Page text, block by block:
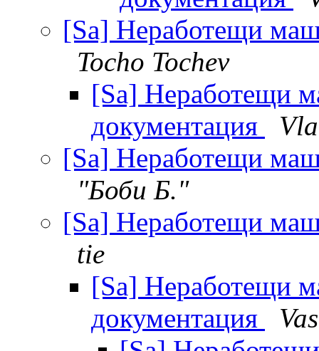
[Sa] Неработещи
Tocho Tochev
[Sa] Неработещи
документация
[Sa] Неработещи
"Боби Б."
[Sa] Неработещи
tie
[Sa] Неработещи
документация